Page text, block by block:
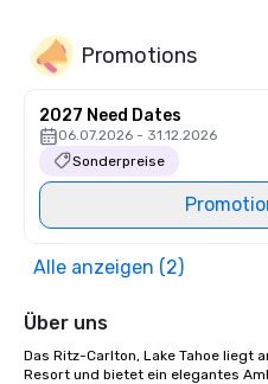
Promotions
2027 Need Dates
06.07.2026 - 31.12.2026
Sonderpreise
Alle anzeigen (2)
Über uns
Das Ritz-Carlton, Lake Tahoe liegt
Resort und bietet ein elegantes